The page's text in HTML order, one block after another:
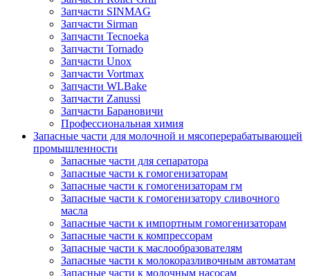
Запчасти SINMAG
Запчасти Sirman
Запчасти Tecnoeka
Запчасти Tornado
Запчасти Unox
Запчасти Vortmax
Запчасти WLBake
Запчасти Zanussi
Запчасти Барановичи
Профессиональная химия
Запасные части для молочной и мясоперерабатывающей
промышленности
Запасные части для сепаратора
Запасные части к гомогенизаторам
Запасные части к гомогенизаторам гм
Запасные части к гомогенизатору сливочного
масла
Запасные части к импортным гомогенизаторам
Запасные части к компрессорам
Запасные части к маслообразователям
Запасные части к молокоразливочным автоматам
Запасные части к молочным насосам